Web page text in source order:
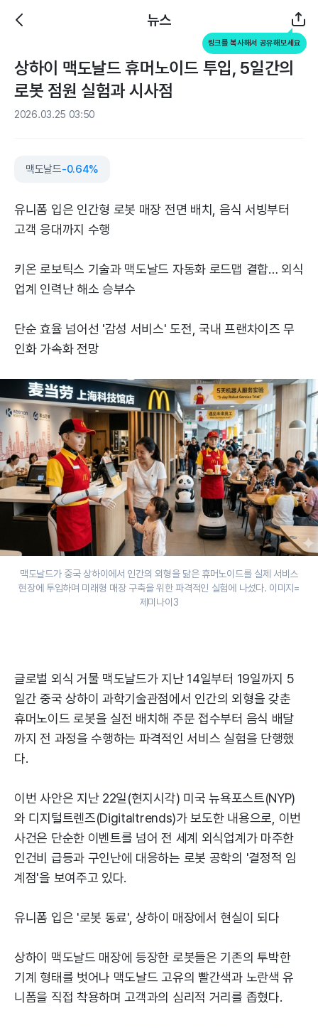
뉴스
링크를 복사해서 공유해보세요
상하이 맥도날드 휴머노이드 투입, 5일간의
로봇 점원 실험과 시사점
2026.03.25 03:50
맥도날드-0.64%
유니폼 입은 인간형 로봇 매장 전면 배치, 음식 서빙부터
고객 응대까지 수행
키온 로보틱스 기술과 맥도날드 자동화 로드맵 결합… 외식
업계 인력난 해소 승부수
단순 효율 넘어선 '감성 서비스' 도전, 국내 프랜차이즈 무
인화 가속화 전망
맥도날드가 중국 상하이에서 인간의 외형을 닮은 휴머노이드를 실제 서비스
현장에 투입하며 미래형 매장 구축을 위한 파격적인 실험에 나섰다. 이미지=
제미나이3
글로벌 외식 거물 맥도날드가 지난 14일부터 19일까지 5
일간 중국 상하이 과학기술관점에서 인간의 외형을 갖춘
휴머노이드 로봇을 실전 배치해 주문 접수부터 음식 배달
까지 전 과정을 수행하는 파격적인 서비스 실험을 단행했
다.
이번 사안은 지난 22일(현지시각) 미국 뉴욕포스트(NYP)
와 디지털트렌즈(Digitaltrends)가 보도한 내용으로, 이번
사건은 단순한 이벤트를 넘어 전 세계 외식업계가 마주한
인건비 급등과 구인난에 대응하는 로봇 공학의 '결정적 임
계점'을 보여주고 있다.
유니폼 입은 '로봇 동료', 상하이 매장에서 현실이 되다
상하이 맥도날드 매장에 등장한 로봇들은 기존의 투박한
기계 형태를 벗어나 맥도날드 고유의 빨간색과 노란색 유
니폼을 직접 착용하며 고객과의 심리적 거리를 좁혔다.